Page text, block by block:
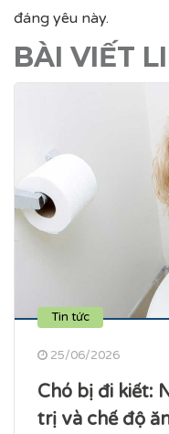
đáng yêu này.
BÀI VIẾT
Tin tức
25/06/2026
Chó bị đi kiết​:
trị và chế độ